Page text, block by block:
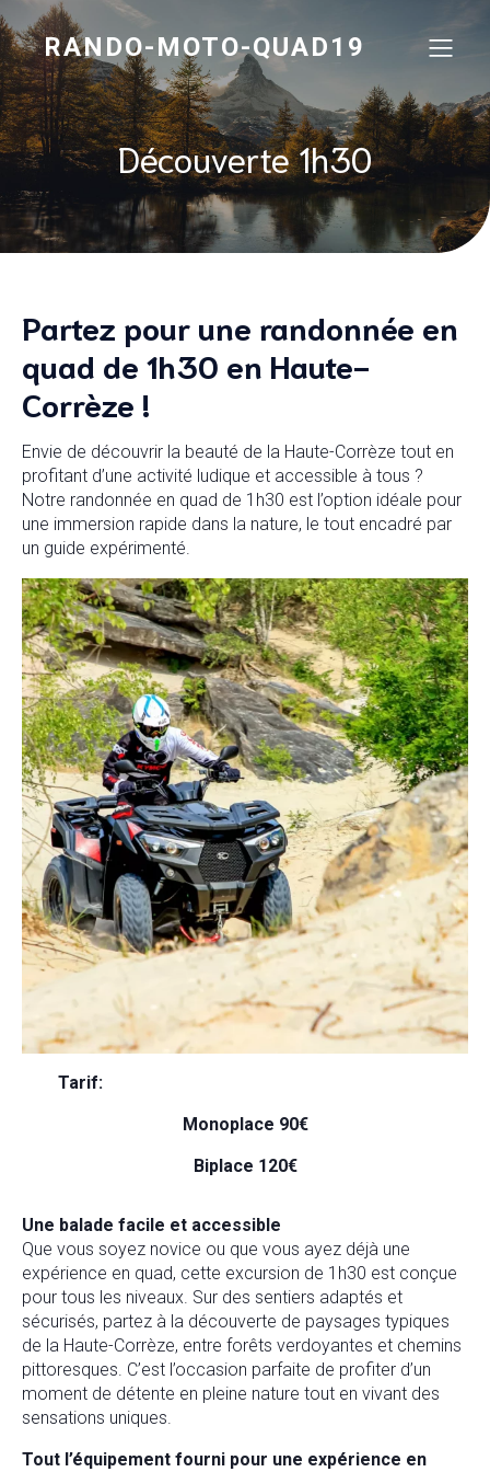
RANDO-MOTO-QUAD19
Découverte 1h30
Partez pour une randonnée en
quad de 1h30 en Haute-
Corrèze !
Envie de découvrir la beauté de la Haute-Corrèze tout en
profitant d’une activité ludique et accessible à tous ?
Notre randonnée en quad de 1h30 est l’option idéale pour
une immersion rapide dans la nature, le tout encadré par
un guide expérimenté.
Tarif:
Monoplace 90€
Biplace 120€
Une balade facile et accessible
Que vous soyez novice ou que vous ayez déjà une
expérience en quad, cette excursion de 1h30 est conçue
pour tous les niveaux. Sur des sentiers adaptés et
sécurisés, partez à la découverte de paysages typiques
de la Haute-Corrèze, entre forêts verdoyantes et chemins
pittoresques. C’est l’occasion parfaite de profiter d’un
moment de détente en pleine nature tout en vivant des
sensations uniques.
Tout l’équipement fourni pour une expérience en